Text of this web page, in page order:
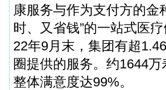
康服务与作为支付方的
时、又省钱”的一站式医
22年9月末，集团有超
圈提供的服务。约1644
整体满意度达99%。